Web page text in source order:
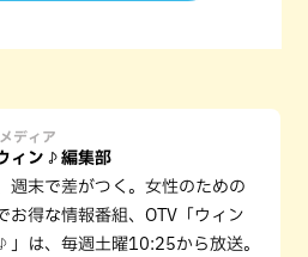
ディア
ィン♪編集部
週末で差がつく。女性のための
お得な情報番組、OTV「ウィン
は、毎週土曜10:25から放送。